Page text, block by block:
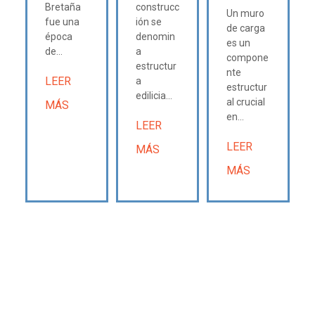
Bretaña
fue una
época
de...
LEER
MÁS
construcc
ión se
denomin
a
estructur
a
edilicia...
LEER
MÁS
Un muro
de carga
es un
compone
nte
estructur
al crucial
en...
LEER
MÁS